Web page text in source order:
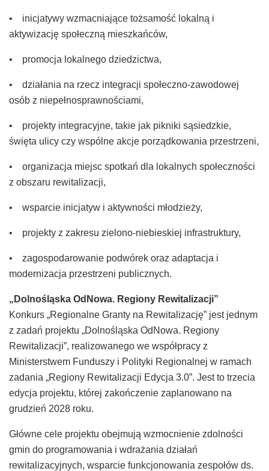
• inicjatywy wzmacniające tożsamość lokalną i
aktywizację społeczną mieszkańców,
• promocja lokalnego dziedzictwa,
• działania na rzecz integracji społeczno-zawodowej
osób z niepełnosprawnościami,
• projekty integracyjne, takie jak pikniki sąsiedzkie,
święta ulicy czy wspólne akcje porządkowania przestrzeni,
• organizacja miejsc spotkań dla lokalnych społeczności
z obszaru rewitalizacji,
• wsparcie inicjatyw i aktywności młodzieży,
• projekty z zakresu zielono-niebieskiej infrastruktury,
• zagospodarowanie podwórek oraz adaptacja i
modernizacja przestrzeni publicznych.
„Dolnośląska OdNowa. Regiony Rewitalizacji”
Konkurs „Regionalne Granty na Rewitalizację” jest jednym
z zadań projektu „Dolnośląska OdNowa. Regiony
Rewitalizacji”, realizowanego we współpracy z
Ministerstwem Funduszy i Polityki Regionalnej w ramach
zadania „Regiony Rewitalizacji Edycja 3.0”. Jest to trzecia
edycja projektu, której zakończenie zaplanowano na
grudzień 2028 roku.
Główne cele projektu obejmują wzmocnienie zdolności
gmin do programowania i wdrażania działań
rewitalizacyjnych, wsparcie funkcjonowania zespołów ds.